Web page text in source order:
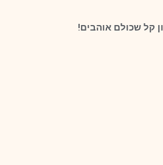
קל שכולם אוהבים!